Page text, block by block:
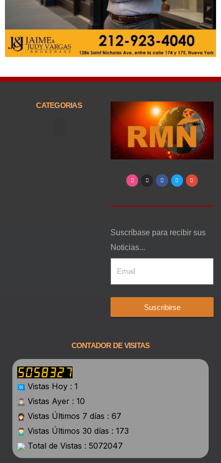
CATEGORIAS
Suscríbase para recibir sus
Noticias...
Suscribirse
CONTADOR DE VISITAS
Vistas Hoy : 1
Vistas Ayer : 10
Vistas Últimos 7 días : 67
Vistas Últimos 30 días : 173
Total de Vistas : 5072047